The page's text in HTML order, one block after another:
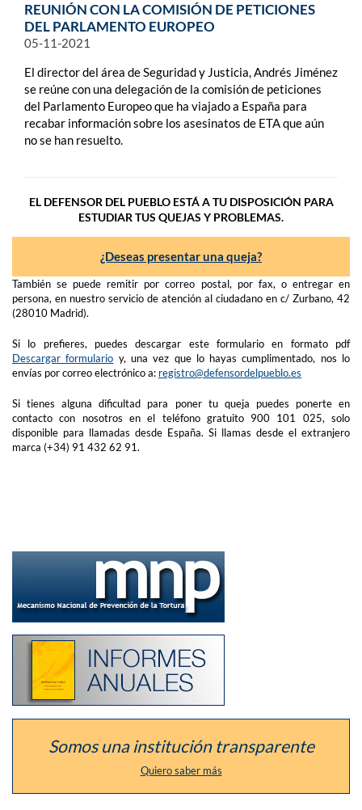
REUNIÓN CON LA COMISIÓN DE PETICIONES
DEL PARLAMENTO EUROPEO
05-11-2021
El director del área de Seguridad y Justicia, Andrés Jiménez
se reúne con una delegación de la comisión de peticiones
del Parlamento Europeo que ha viajado a España para
recabar información sobre los asesinatos de ETA que aún
no se han resuelto.
EL DEFENSOR DEL PUEBLO ESTÁ A TU DISPOSICIÓN PARA
ESTUDIAR TUS QUEJAS Y PROBLEMAS.
¿Deseas presentar una queja?
También se puede remitir por correo postal, por fax, o entregar en
persona, en nuestro servicio de atención al ciudadano en c/ Zurbano, 42
(28010 Madrid).
Si lo prefieres, puedes descargar este formulario en formato pdf
Descargar formulario y, una vez que lo hayas cumplimentado, nos lo
envías por correo electrónico a: registro@defensordelpueblo.es
Si tienes alguna dificultad para poner tu queja puedes ponerte en
contacto con nosotros en el teléfono gratuito 900 101 025, solo
disponible para llamadas desde España. Si llamas desde el extranjero
marca (+34) 91 432 62 91.
del
defensor
como
Mecanismo
Prevención
Listado
informes
anuales
de
la
Somos una institución transparente
Quiero saber más